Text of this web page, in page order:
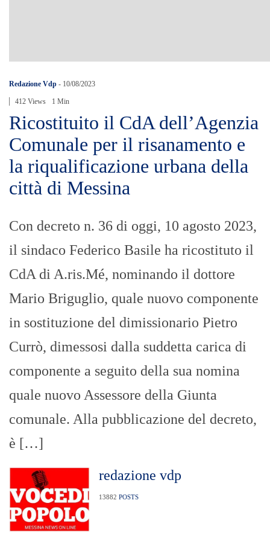
Redazione Vdp - 10/08/2023
412 Views 1 Min
Ricostituito il CdA dell’Agenzia
Comunale per il risanamento e
la riqualificazione urbana della
città di Messina
Con decreto n. 36 di oggi, 10 agosto 2023,
il sindaco Federico Basile ha ricostituto il
CdA di A.ris.Mé, nominando il dottore
Mario Briguglio, quale nuovo componente
in sostituzione del dimissionario Pietro
Currò, dimessosi dalla suddetta carica di
componente a seguito della sua nomina
quale nuovo Assessore della Giunta
comunale. Alla pubblicazione del decreto,
è […]
redazione vdp
13882 POSTS